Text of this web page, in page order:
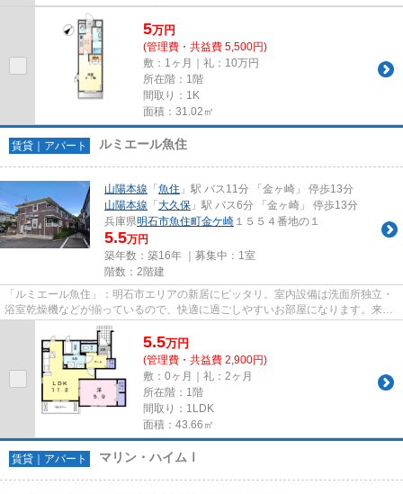
5万円
(管理費・共益費 5,500円)
敷：1ヶ月｜礼：10万円
所在階：1階
間取り：1K
面積：31.02㎡
賃貸｜アパート ルミエール魚住
山陽本線 「 魚住 」駅 バス11分 「金ヶ崎」 停歩13分
山陽本線 「 大久保 」駅 バス6分 「金ヶ崎」 停歩13分
兵庫県明石市魚住町金ケ崎 １５５４番地の１
5.5万円
築年数：築16年 ｜募集中： 1室
階数：2階建
「ルミエール魚住」：明石市エリアの新居にピッタリ。室内設備は洗面所独立・
浴室乾燥機などが揃っているので、快適に過ごしやすいお部屋になります。来客
が一目でわかるTVインターホ...
5.5万円
(管理費・共益費 2,900円)
敷：0ヶ月｜礼：2ヶ月
所在階：1階
間取り：1LDK
面積：43.66㎡
賃貸｜アパート マリン・ハイムⅠ